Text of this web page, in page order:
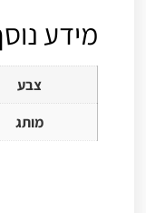
מידע
צבע
מותג